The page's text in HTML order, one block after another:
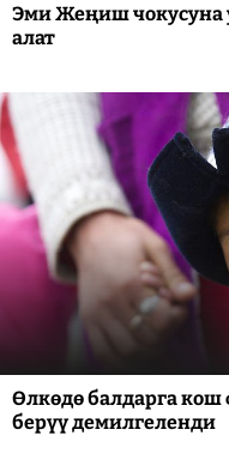
Эми Жеңиш чокусуна
алат
Өлкөдө балдарга кош
берүү демилгеленди